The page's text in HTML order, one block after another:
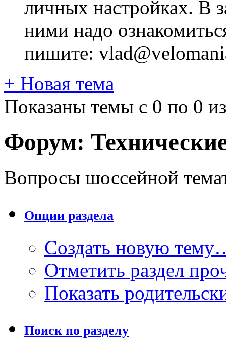
личных настройках. В
ними надо
пишите:
+ Новая тема
Показаны темы с 0 по 0
Форум:
Вопросы шоссейной
Опции раздела
Создать новую
Отметить раздел
Показать
Поиск по разделу